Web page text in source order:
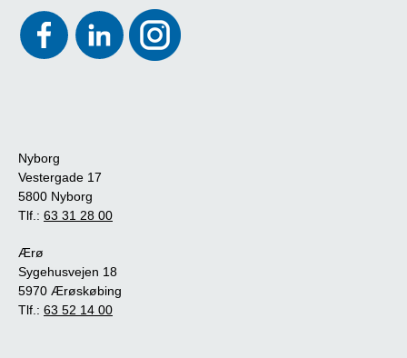
Nyborg
Vestergade 17
5800 Nyborg
Tlf.: 63 31 28 00
Ærø
Sygehusvejen 18
5970 Ærøskøbing
Tlf.: 63 52 14 00